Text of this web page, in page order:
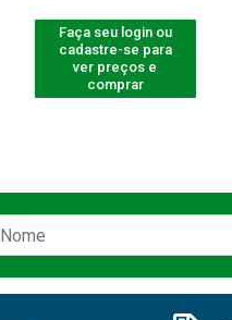
Faça seu login ou
cadastre-se para
ver preços e
comprar